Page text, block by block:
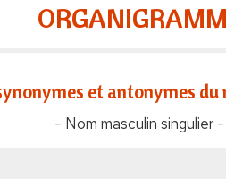
et antonymes
- Nom masculin singulier -